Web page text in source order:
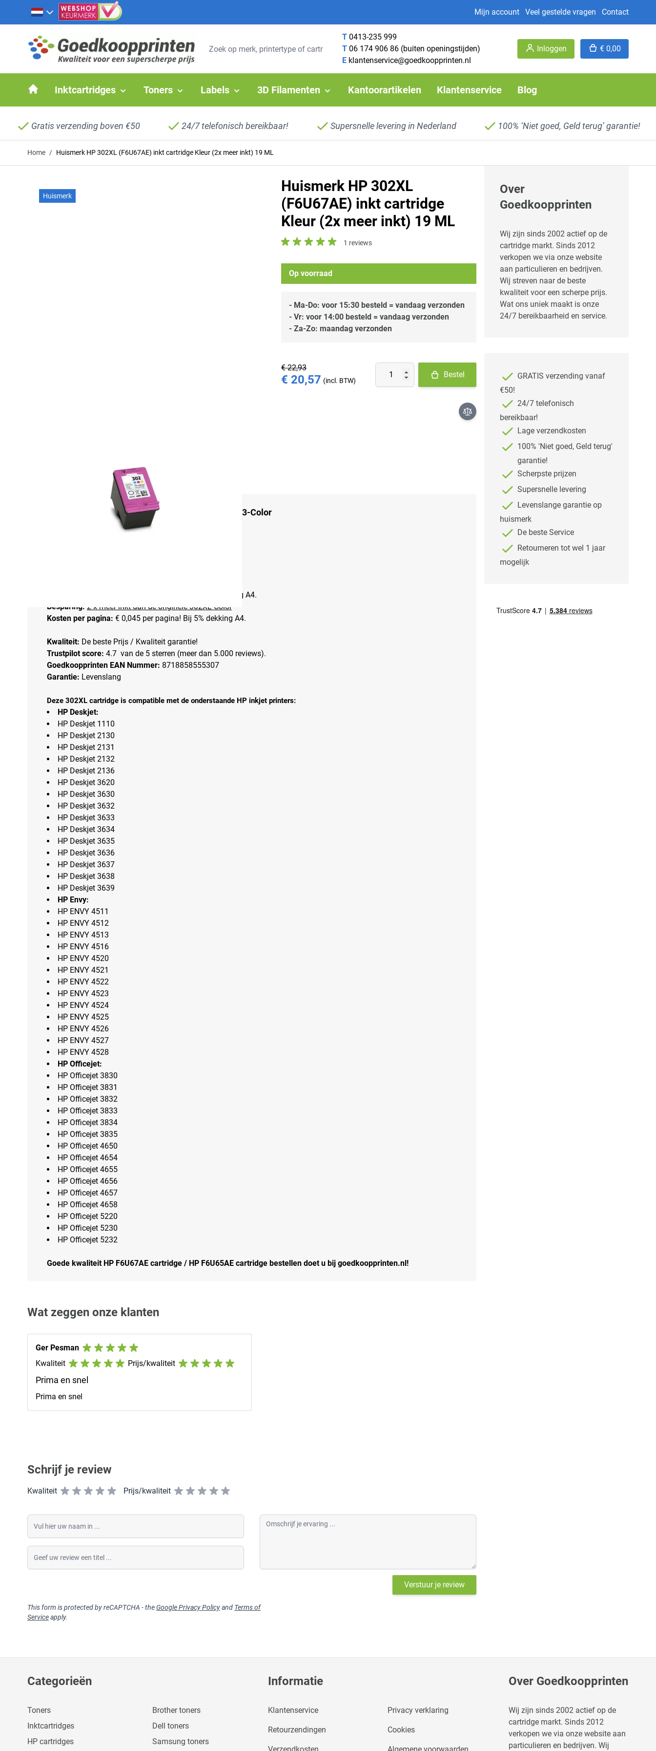
Ga naar de inhoud
Mijn account Veel gestelde vragen Contact
T 0413-235 999
T 06 174 906 86 (buiten openingstijden)
E klantenservice@goedkoopprinten.nl
Inloggen € 0,00
Inktcartridges Toners Labels 3D Filamenten Kantoorartikelen Klantenservice Blog
Gratis verzending boven €50 24/7 telefonisch bereikbaar! Supersnelle levering in Nederland 100% ‘Niet goed, Geld terug’ garantie!
Home / Huismerk HP 302XL (F6U67AE) inkt cartridge Kleur (2x meer inkt) 19 ML
Huismerk
Huismerk HP 302XL
(F6U67AE) inkt cartridge
Kleur (2x meer inkt) 19 ML
1 reviews
Op voorraad
- Ma-Do: voor 15:30 besteld = vandaag verzonden
- Vr: voor 14:00 besteld = vandaag verzonden
- Za-Zo: maandag verzonden
€ 22,93
€ 20,57
Aantal
Bestel
Huismerk HP 302XL (HP F6U67AE) inkt cartridge 3-Color
Kleuren 500 afdrukken bij 5% dekking A4.
Besparing: 2 x meer inkt dan de originele 302XL Color
Kosten per pagina: € 0,045 per pagina! Bij 5% dekking A4.
Kwaliteit: De beste Prijs / Kwaliteit garantie!
Trustpilot score: 4.7 van de 5 sterren (meer dan 5.000 reviews).
Goedkoopprinten EAN Nummer: 8718858555307
Garantie: Levenslang
Deze 302XL cartridge is compatible met de onderstaande HP inkjet printers:
HP Deskjet:
HP Deskjet 1110
HP Deskjet 2130
HP Deskjet 2131
HP Deskjet 2132
HP Deskjet 2136
HP Deskjet 3620
HP Deskjet 3630
HP Deskjet 3632
HP Deskjet 3633
HP Deskjet 3634
HP Deskjet 3635
HP Deskjet 3636
HP Deskjet 3637
HP Deskjet 3638
HP Deskjet 3639
HP Envy:
HP ENVY 4511
HP ENVY 4512
HP ENVY 4513
HP ENVY 4516
HP ENVY 4520
HP ENVY 4521
HP ENVY 4522
HP ENVY 4523
HP ENVY 4524
HP ENVY 4525
HP ENVY 4526
HP ENVY 4527
HP ENVY 4528
HP Officejet:
HP Officejet 3830
HP Officejet 3831
HP Officejet 3832
HP Officejet 3833
HP Officejet 3834
HP Officejet 3835
HP Officejet 4650
HP Officejet 4654
HP Officejet 4655
HP Officejet 4656
HP Officejet 4657
HP Officejet 4658
HP Officejet 5220
HP Officejet 5230
HP Officejet 5232
Goede kwaliteit HP F6U67AE cartridge / HP F6U65AE cartridge bestellen doet u bij goedkoopprinten.nl!
Wat zeggen onze klanten
Ger Pesman
Kwaliteit
Prijs/kwaliteit
Prima en snel
Prima en snel
Schrijf je review
Kwaliteit Prijs/kwaliteit
Vul hier uw naam in
Geef uw review een titel
Omschrijf je ervaring
Verstuur je review
This form is protected by reCAPTCHA - the Google Privacy Policyand Terms of
Serviceapply.
Over
Goedkoopprinten
Wij zijn sinds 2002 actief op de
cartridge markt. Sinds 2012
verkopen we via onze website
aan particulieren en bedrijven.
Wij streven naar de beste
kwaliteit voor een scherpe prijs.
Wat ons uniek maakt is onze
24/7 bereikbaarheid en service.
GRATIS verzending vanaf
€50!
24/7 telefonisch
bereikbaar!
Lage verzendkosten
100% 'Niet goed, Geld terug'
garantie!
Scherpste prijzen
Supersnelle levering
Levenslange garantie op
huismerk
De beste Service
Retourneren tot wel 1 jaar
mogelijk
Categorieën
Toners
Inktcartridges
HP cartridges
Brother toners
Dell toners
Samsung toners
Informatie
Klantenservice
Retourzendingen
Privacy verklaring
Cookies
Over Goedkoopprinten
Wij zijn sinds 2002 actief op de
cartridge markt. Sinds 2012
verkopen we via onze website aan
particulieren en bedrijven. Wij